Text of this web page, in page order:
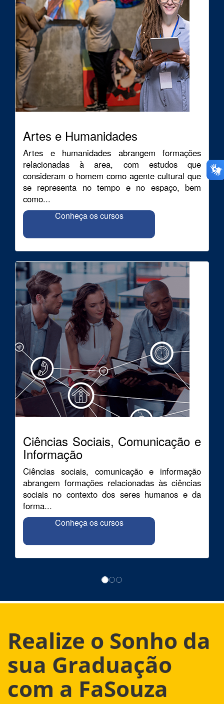
Artes e Humanidades
Artes e humanidades abrangem formações
relacionadas à area, com estudos que
consideram o homem como agente cultural que
se representa no tempo e no espaço, bem
como...
Conheça os cursos
Ciências Sociais, Comunicação e
Informação
Ciências sociais, comunicação e informação
abrangem formações relacionadas às ciências
sociais no contexto dos seres humanos e da
forma...
Conheça os cursos
Realize o Sonho da
sua Graduação
com a FaSouza